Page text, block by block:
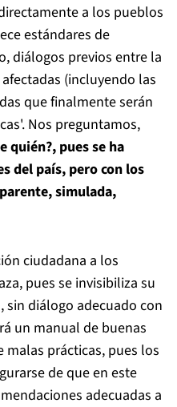
a los pueblos
estándares de
diálogos previos entre la
(incluyendo las
que finalmente serán
Nos preguntamos,
quién?, pues se ha
del país, pero con los
simulada,
ciudadana a los
pues se invisibiliza su
diálogo adecuado con
un manual de buenas
prácticas, pues los
de que en este
adecuadas a